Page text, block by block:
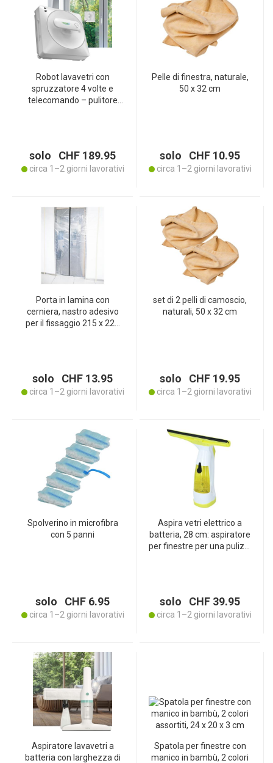
Robot lavavetri con
spruzzatore 4 volte e
telecomando – pulitore
solo CHF 189.95
circa 1–2 giorni lavorativi
Pelle di finestra, naturale,
50 x 32 cm
solo CHF 10.95
circa 1–2 giorni lavorativi
Porta in lamina con
cerniera, nastro adesivo
per il fissaggio 215 x 220
solo CHF 13.95
circa 1–2 giorni lavorativi
set di 2 pelli di camoscio,
naturali, 50 x 32 cm
solo CHF 19.95
circa 1–2 giorni lavorativi
Spolverino in microfibra
con 5 panni
solo CHF 6.95
circa 1–2 giorni lavorativi
Aspira vetri elettrico a
batteria, 28 cm: aspiratore
per finestre per una pulizia
solo CHF 39.95
circa 1–2 giorni lavorativi
Aspiratore lavavetri a
batteria con larghezza di
Spatola per finestre con
manico in bambù, 2 colori